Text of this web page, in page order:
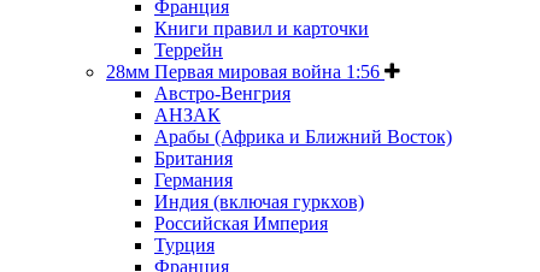
Франция
Книги правил и карточки
Террейн
28мм Первая мировая война 1:56
Австро-Венгрия
АНЗАК
Арабы (Африка и Ближний Восток)
Британия
Германия
Индия (включая гуркхов)
Российская Империя
Турция
Франция